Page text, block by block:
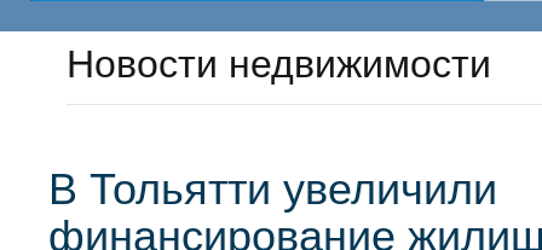
Новости недвижимости
В Тольятти увеличили
финансирование